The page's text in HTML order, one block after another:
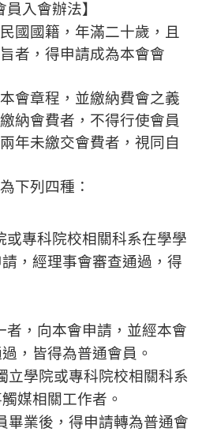
員入會辦法】
國國籍，年滿二十歲，且
者，得申請成為本會會
會章程，並繳納費會之義
納會費者，不得行使會員
年未繳交會費者，視同自
下列四種：
或專科院校相關科系在學學
，經理事會審查通過，得
者，向本會申請，並經本會
，皆得為普通會員。
立學院或專科院校相關科系
媒相關工作者。
畢業後，得申請轉為普通會